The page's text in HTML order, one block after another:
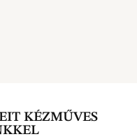
KÉZMŰVES